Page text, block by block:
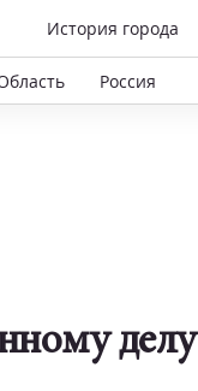
История города
Россия
делу